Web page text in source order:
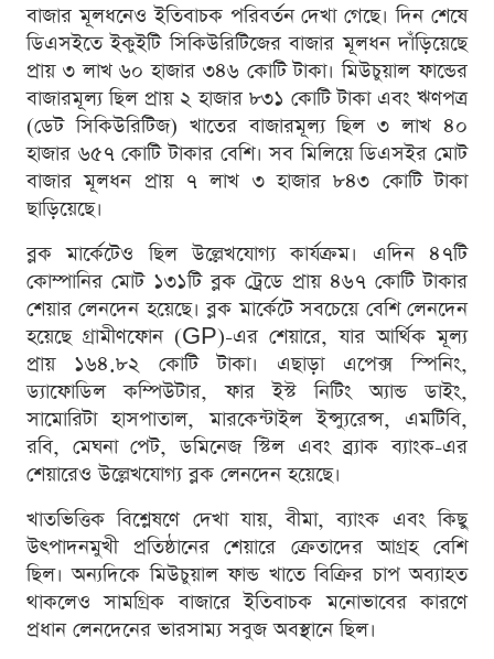
বাজার মূলধনেও ইতিবাচক পরিবর্তন দেখা গেছে। দিন শেষে
ডিএসইতে ইকুইটি সিকিউরিটিজের বাজার মূলধন দাঁড়িয়েছে
প্রায় ৩ লাখ ৬০ হাজার ৩৪৬ কোটি টাকা। মিউচুয়াল ফান্ডের
বাজারমূল্য ছিল প্রায় ২ হাজার ৮৩১ কোটি টাকা এবং ঋণপত্র
(ডেট সিকিউরিটিজ) খাতের বাজারমূল্য ছিল ৩ লাখ ৪০
হাজার ৬৫৭ কোটি টাকার বেশি। সব মিলিয়ে ডিএসইর মোট
বাজার মূলধন প্রায় ৭ লাখ ৩ হাজার ৮৪৩ কোটি টাকা
ছাড়িয়েছে।
ব্লক মার্কেটেও ছিল উল্লেখযোগ্য কার্যক্রম। এদিন ৪৭টি
কোম্পানির মোট ১৩১টি ব্লক ট্রেডে প্রায় ৪৬৭ কোটি টাকার
শেয়ার লেনদেন হয়েছে। ব্লক মার্কেটে সবচেয়ে বেশি লেনদেন
হয়েছে গ্রামীণফোন (GP)-এর শেয়ারে, যার আর্থিক মূল্য
প্রায় ১৬৪.৮২ কোটি টাকা। এছাড়া এপেক্স স্পিনিং,
ড্যাফোডিল কম্পিউটার, ফার ইস্ট নিটিং অ্যান্ড ডাইং,
সামোরিটা হাসপাতাল, মারকেন্টাইল ইন্স্যুরেন্স, এমটিবি,
রবি, মেঘনা পেট, ডমিনেজ স্টিল এবং ব্র্যাক ব্যাংক-এর
শেয়ারেও উল্লেখযোগ্য ব্লক লেনদেন হয়েছে।
খাতভিত্তিক বিশ্লেষণে দেখা যায়, বীমা, ব্যাংক এবং কিছু
উৎপাদনমুখী প্রতিষ্ঠানের শেয়ারে ক্রেতাদের আগ্রহ বেশি
ছিল। অন্যদিকে মিউচুয়াল ফান্ড খাতে বিক্রির চাপ অব্যাহত
থাকলেও সামগ্রিক বাজারে ইতিবাচক মনোভাবের কারণে
প্রধান লেনদেনের ভারসাম্য সবুজ অবস্থানে ছিল।